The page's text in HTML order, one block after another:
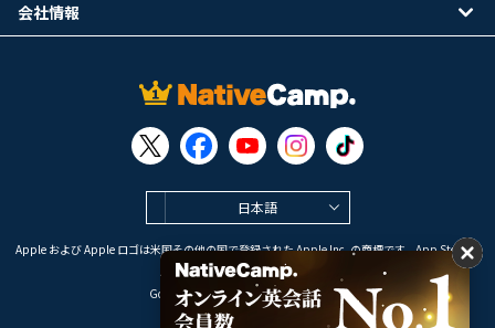
日本語
Apple および Apple ロゴは米国その他の国で登録された Apple Inc. の商標です。App Store は
Apple Inc. のサービスマークです。
Google Play は Google LLC の商標です。
会社情報